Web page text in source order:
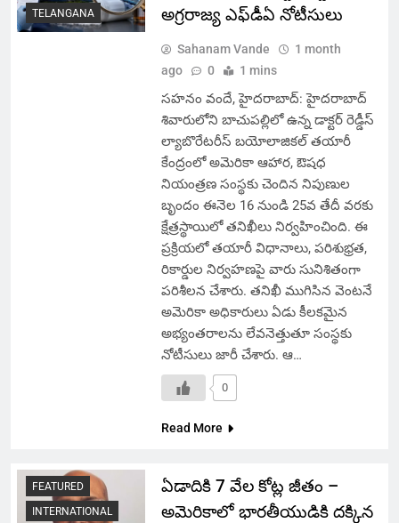
TELANGANA
అగ్రరాజ్య ఎఫ్‌డీఏ నోటీసులు
Sahanam Vande
1 month
ago
0 1 mins
సహనం వందే, హైదరాబాద్: హైదరాబాద్
శివారులోని బాచుపల్లిలో ఉన్న డాక్టర్ రెడ్డీస్
ల్యాబొరేటరీస్ బయోలాజికల్ తయారీ
కేంద్రంలో అమెరికా ఆహార, ఔషధ
నియంత్రణ సంస్థకు చెందిన నిపుణుల
బృందం ఈనెల 16 నుండి 25వ తేదీ వరకు
క్షేత్రస్థాయిలో తనిఖీలు నిర్వహించింది. ఈ
ప్రక్రియలో తయారీ విధానాలు, పరిశుభ్రత,
రికార్డుల నిర్వహణపై వారు సునిశితంగా
పరిశీలన చేశారు. తనిఖీ ముగిసిన వెంటనే
అమెరికా అధికారులు ఏడు కీలకమైన
అభ్యంతరాలను లేవనెత్తుతూ సంస్థకు
నోటీసులు జారీ చేశారు. ఆ…
0
Read More
FEATURED
INTERNATIONAL
ఏడాదికి 7 వేల కోట్ల జీతం –
అమెరికాలో భారతీయుడికి దక్కిన